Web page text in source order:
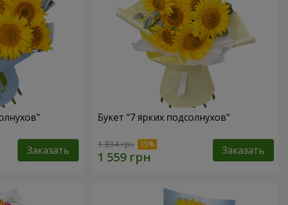
Заказать
Букет "7 ярких подсолнухов"
1 834 грн Заказать